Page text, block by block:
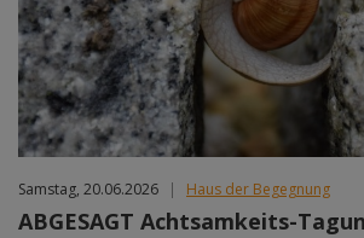
Samstag, 20.06.2026 | Haus der Begegnung
ABGESAGT Achtsamkeits-